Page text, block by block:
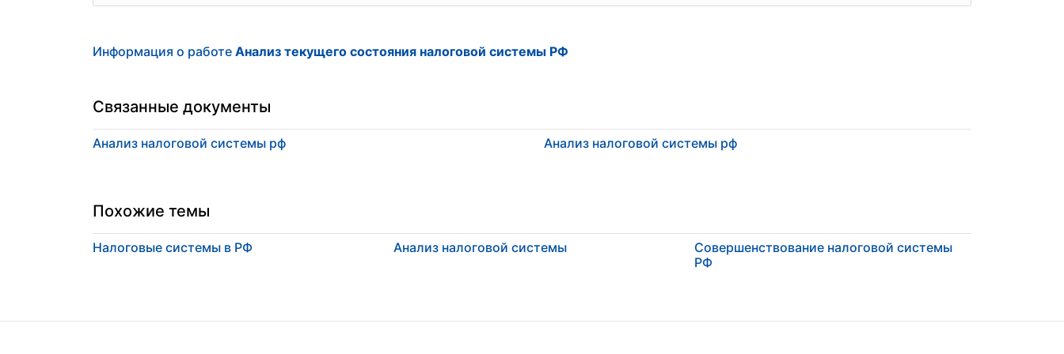
Информация о работе Анализ текущего состояния налоговой системы РФ
Связанные документы
Анализ налоговой системы рф Анализ налоговой системы рф
Похожие темы
Налоговые системы в РФ Анализ налоговой системы
Совершенствование налоговой системы
РФ